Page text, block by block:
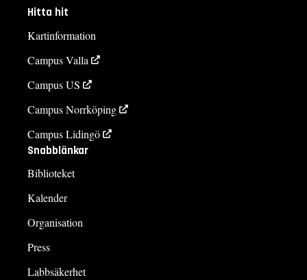
Hitta hit
Kartinformation
Campus Valla
Campus US
Campus Norrköping
Campus Lidingö
Snabblänkar
Biblioteket
Kalender
Organisation
Press
Labbsäkerhet